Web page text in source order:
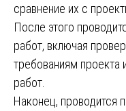
сравнение их с
После этого
работ, включая
требованиям проекта
работ.
Наконец, проводится